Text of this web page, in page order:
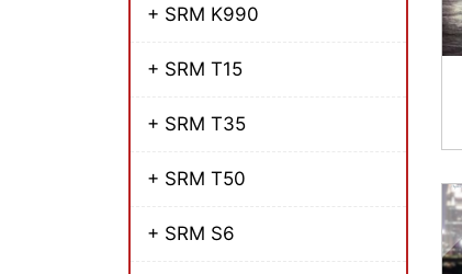
+ SRM K990
+ SRM T15
+ SRM T35
+ SRM T50
+ SRM S6